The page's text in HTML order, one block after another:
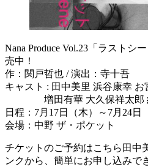
Nana Produce Vol.23「ラスト
売中！
作：関戸哲也 / 演出：寺十吾
キャスト : 田中美里 浜谷康幸 お
増田有華 大久保祥太郎 納
日程：7月17日（木）～7月24日
会場：中野 ザ・ポケット
チケットのご予約はこちら田中
ンクから、簡単にお申し込みで